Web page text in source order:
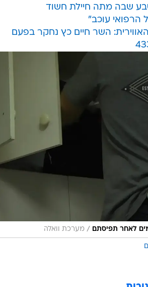
שבה מתה חיילת חשוד
הרפואי עוכב"
השר חיים כץ נחקר בפעם
לאחר תפיסתם / מערכת וואלה